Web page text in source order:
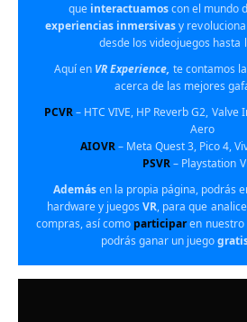
que interactuamoscon el mundo
experiencias inmersivasy rev
desde los videojuegos hasta
Aquí en VR Experience, te contamos
acerca de las mejores
PCVR– HTC VIVE, HP Reverb G2, Valve
Aero
AIOVR– Meta Quest 3, Pico 4,
PSVR– Playstation
Ademásen la propia página, podrás
hardware y juegosVR, para que
compras, así como participaren nuestro
podrás ganar un juego